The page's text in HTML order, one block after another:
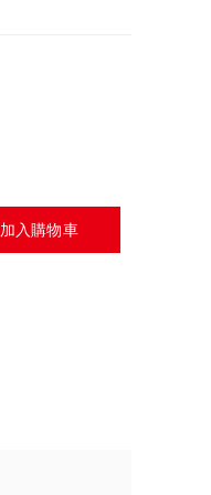
加入購物車